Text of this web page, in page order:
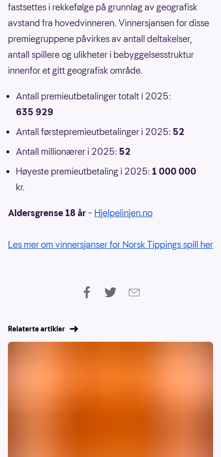
fastsettes i rekkefølge på grunnlag av geografisk
avstand fra hovedvinneren. Vinnersjansen for disse
premiegruppene påvirkes av antall deltakelser,
antall spillere og ulikheter i bebyggelsesstruktur
innenfor et gitt geografisk område.
Antall premieutbetalinger totalt i 2025:
635 929
Antall førstepremieutbetalinger i 2025: 52
Antall millionærer i 2025: 52
Høyeste premieutbetaling i 2025: 1 000 000
kr.
Aldersgrense 18 år – Hjelpelinjen.no
Les mer om vinnersjanser for Norsk Tippings spill her
Relaterte artikler